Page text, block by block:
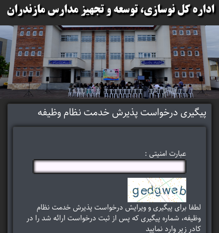
پیگیری درخواست پذیرش خدمت نظام وظیفه
عبارت امنیتی :
لطفا برای پیگیری و ویرایش درخواست پذیرش خدمت نظام
وظیفه، شماره پیگیری که پس از ثبت درخواست ارائه شد را در
کادر زیر وارد نمایید